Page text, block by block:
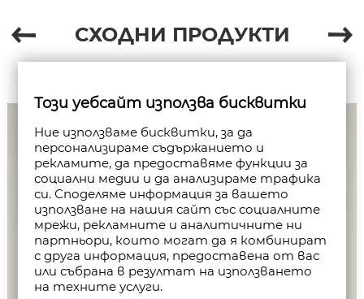
СХОДНИ ПРОДУКТИ
Този уебсайт използва бисквитки
Ние използваме бисквитки, за да
персонализираме съдържанието и
рекламите, да предоставяме функции за
социални медии и да анализираме трафика
си. Споделяме информация за вашето
използване на нашия сайт със социалните
мрежи, рекламните и аналитичните ни
партньори, които могат да я комбинират
с друга информация, предоставена от вас
или събрана в резултат на използването
на техните услуги.